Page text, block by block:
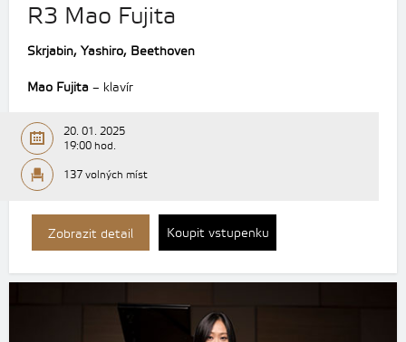
R3 Mao Fujita
Skrjabin, Yashiro, Beethoven
Mao Fujita – klavír
20. 01. 2025
19:00 hod.
137 volných míst
Zobrazit detail Koupit vstupenku